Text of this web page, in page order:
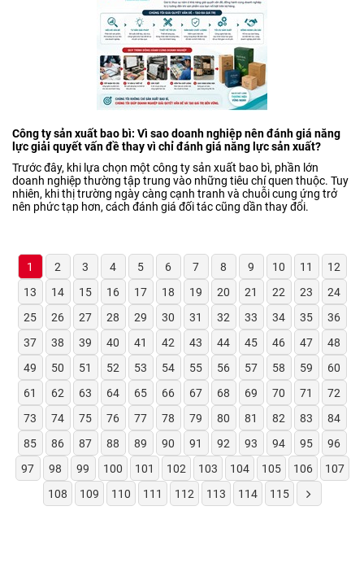
Công ty sản xuất bao bì: Vì sao doanh nghiệp nên đánh giá năng
lực giải quyết vấn đề thay vì chỉ đánh giá năng lực sản xuất?
Trước đây, khi lựa chọn một công ty sản xuất bao bì, phần lớn
doanh nghiệp thường tập trung vào những tiêu chí quen thuộc. Tuy
nhiên, khi thị trường ngày càng cạnh tranh và chuỗi cung ứng trở
nên phức tạp hơn, cách đánh giá đối tác cũng dần thay đổi.
1 2 3 4 5 6 7 8 9 10 11
12
13
14 15 16 17 18 19 20 21 22 23
24
25
26 27 28 29 30 31 32 33 34 35
36
37
38 39 40 41 42 43 44 45 46 47
48
49
50 51 52 53 54 55 56 57 58 59
60
61
62 63 64 65 66 67 68 69 70 71
72
73
74 75 76 77 78 79 80 81 82 83
84
85
86 87 88 89 90 91 92 93 94 95
96
97
98 99 100 101 102 103 104 105 106
107
108
109 110 111 112 113 114 115